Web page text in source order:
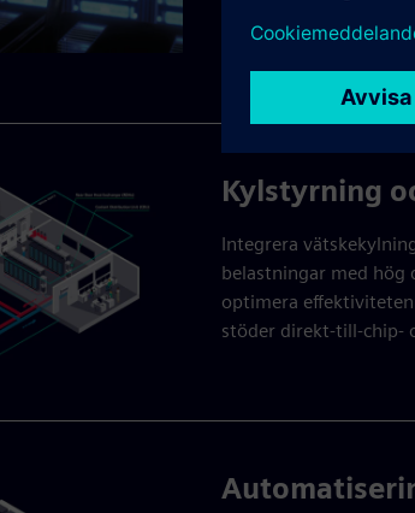
Kylstyrning
Integrera
belastningar med
optimera
stöder direkt-till-chip-